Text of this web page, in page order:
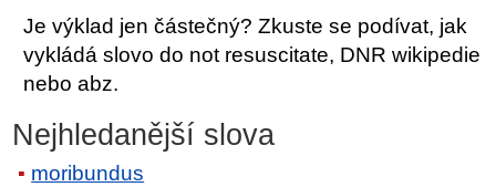
Je výklad jen částečný? Zkuste se podívat, jak
vykládá slovo do not resuscitate, DNR wikipedie
nebo abz.
Nejhledanější slova
moribundus